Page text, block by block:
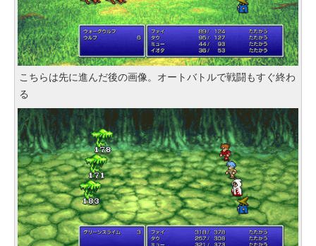
こちらは先に進んだ後の画像。オートバトルで戦闘もすぐ終わ
る